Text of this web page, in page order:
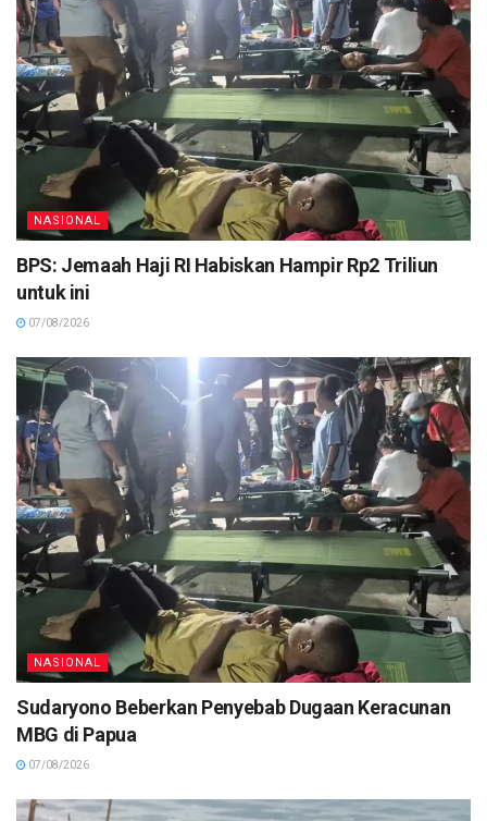
NASIONAL
BPS: Jemaah Haji RI Habiskan Hampir Rp2 Triliun
untuk ini
07/08/2026
NASIONAL
Sudaryono Beberkan Penyebab Dugaan Keracunan
MBG di Papua
07/08/2026